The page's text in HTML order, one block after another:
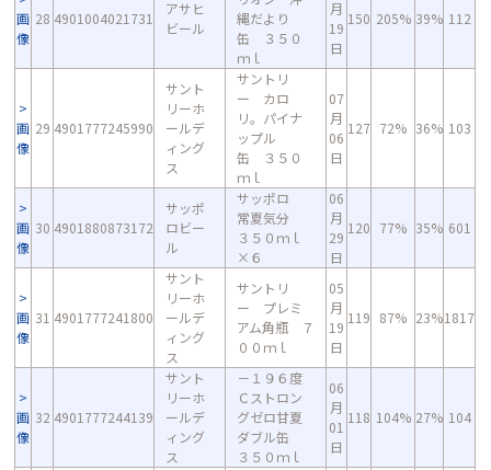
画
像
28 4901004021731
アサヒ
ビール
縄だより
缶 ３５０
ｍｌ
月
19
日
150 205% 39% 112
画
像
29 4901777245990
サント
リーホ
ールデ
ィング
ス
サントリ
ー カロ
リ。パイナ
ップル
缶 ３５０
ｍｌ
07
月
06
日
127 72% 36% 103
画
像
30 4901880873172
サッポ
ロビー
ル
サッポロ
常夏気分
３５０ｍｌ
×６
06
月
29
日
120 77% 35% 601
画
像
31 4901777241800
サント
リーホ
ールデ
ィング
ス
サントリ
ー プレミ
アム角瓶 ７
００ｍｌ
05
月
19
日
119 87% 23%1817
画
像
32 4901777244139
サント
リーホ
ールデ
ィング
ス
－１９６度
Ｃストロン
グゼロ甘夏
ダブル缶
３５０ｍｌ
06
月
01
日
118 104% 27% 104